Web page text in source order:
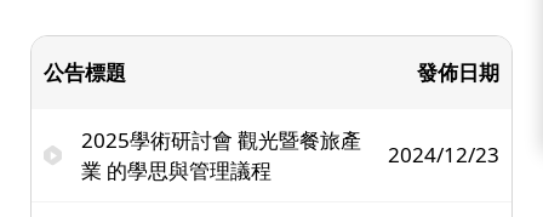
公告標題 發佈日期
2025學術研討會 觀光暨餐旅產
業 的學思與管理議程
2024/12/23